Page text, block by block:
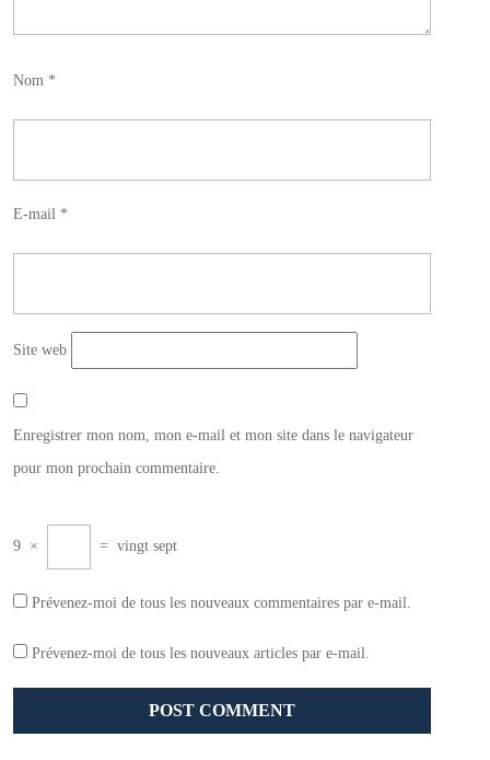
Nom *
E-mail *
Site web
Enregistrer mon nom, mon e-mail et mon site dans le navigateur
pour mon prochain commentaire.
9 × = vingt sept
Prévenez-moi de tous les nouveaux commentaires par e-mail.
Prévenez-moi de tous les nouveaux articles par e-mail.